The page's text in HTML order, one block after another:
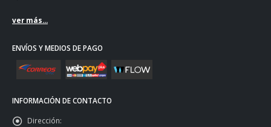
ver más...
ENVÍOS Y MEDIOS DE PAGO
INFORMACIÓN DE CONTACTO
Dirección: